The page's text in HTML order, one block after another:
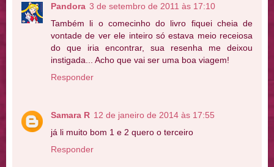
Pandora 3 de setembro de 2011 às 17:10
Também li o comecinho do livro fiquei cheia de
vontade de ver ele inteiro só estava meio receiosa
do que iria encontrar, sua resenha me deixou
instigada... Acho que vai ser uma boa viagem!
Responder
Samara R 12 de janeiro de 2014 às 17:55
já li muito bom 1 e 2 quero o terceiro
Responder